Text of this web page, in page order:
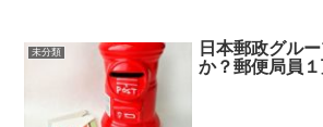
未分類
日本郵政グル
か？郵便局員